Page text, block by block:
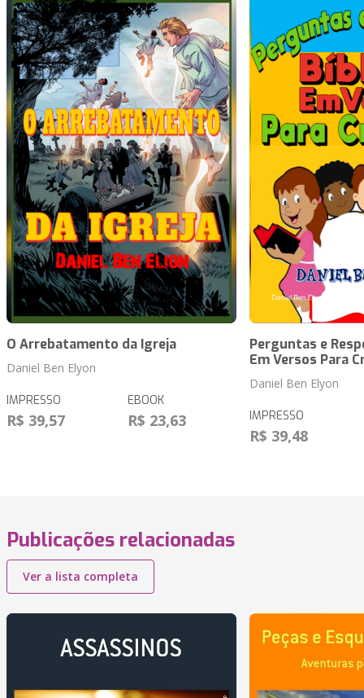
O Arrebatamento da Igreja
Daniel Ben Elyon
IMPRESSO
R$ 39,57
EBOOK
R$ 23,63
Perguntas e
Em Versos Para
Daniel Ben Elyon
IMPRESSO
R$ 39,48
Publicações relacionadas
Ver a lista completa